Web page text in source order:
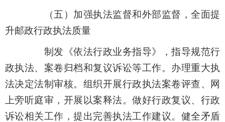
（五）加强执法监督和外部监督，全面提
升邮政行政执法质量
制发《依法行政业务指导》，指导规范行
政执法、案卷归档和复议诉讼等工作。办理重大执
法决定法制审核。组织开展行政执法案卷评查、网
上旁听庭审，开展以案释法。做好行政复议、行政
诉讼相关工作，提出完善执法工作建议。健全矛盾